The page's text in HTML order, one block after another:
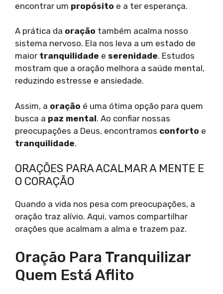
encontrar um propósito e a ter esperança.
A prática da oração também acalma nosso
sistema nervoso. Ela nos leva a um estado de
maior tranquilidade e serenidade. Estudos
mostram que a oração melhora a saúde mental,
reduzindo estresse e ansiedade.
Assim, a oração é uma ótima opção para quem
busca a paz mental. Ao confiar nossas
preocupações a Deus, encontramos conforto e
tranquilidade.
ORAÇÕES PARA ACALMAR A MENTE E
O CORAÇÃO
Quando a vida nos pesa com preocupações, a
oração traz alívio. Aqui, vamos compartilhar
orações que acalmam a alma e trazem paz.
Oração Para Tranquilizar
Quem Está Aflito